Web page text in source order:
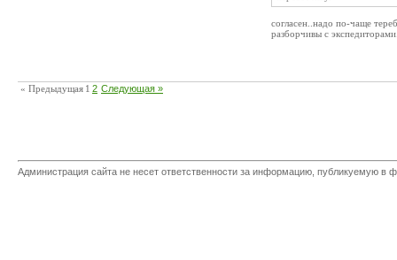
согласен..надо по-чаще
разборчивы с
« Предыдущая 1 2 Следующая »
Администрация сайта не несет ответственности за информацию, публикуемую